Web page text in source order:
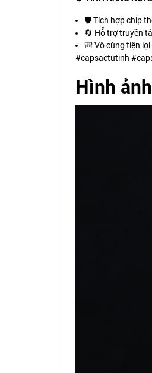
🛡️ Tích hợp chip
🔄 Hỗ trợ truyền
🎒 Vô cùng tiện
#capsactutinh
Hình